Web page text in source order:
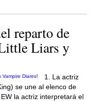
reparto de
Liars y
1. La actriz
se une al elenco de
la actriz interpretará el